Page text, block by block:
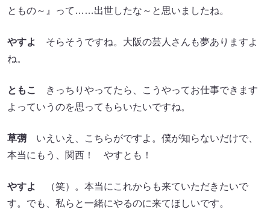
ともの～』って……出世したな～と思いましたね。
やすよ
そらそうですね。大阪の芸人さんも夢ありますよ
ね。
ともこ
きっちりやってたら、こうやってお仕事できます
よっていうのを思ってもらいたいですね。
草彅 いえいえ、こちらがですよ。僕が知らないだけで、
本当にもう、関西！ やすとも！
やすよ
（笑）。本当にこれからも来ていただきたいで
す。でも、私らと一緒にやるのに来てほしいです。